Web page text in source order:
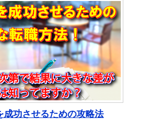
成功させるための攻略法